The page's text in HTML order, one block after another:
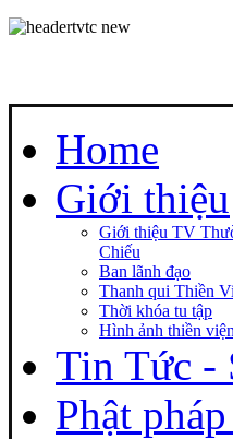
Home
Giới thiệu
Giới thiệu TV
Chiếu
Ban lãnh đạo
Thanh qui Thiền
Thời khóa tu tập
Hình ảnh thiền viện
Tin Tức -
Phật